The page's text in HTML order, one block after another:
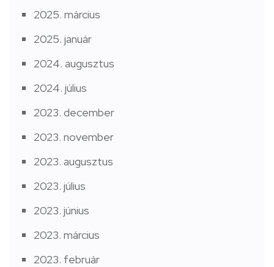
2025. március
2025. január
2024. augusztus
2024. július
2023. december
2023. november
2023. augusztus
2023. július
2023. június
2023. március
2023. február